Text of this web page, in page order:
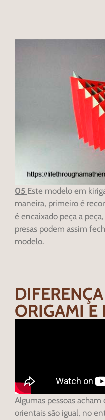
05 Este modelo em
maneira, primeiro é
é encaixado peça a
presas podem assim
modelo.
ORIGAMI E
Algumas pessoas acham
orientais são igual, no